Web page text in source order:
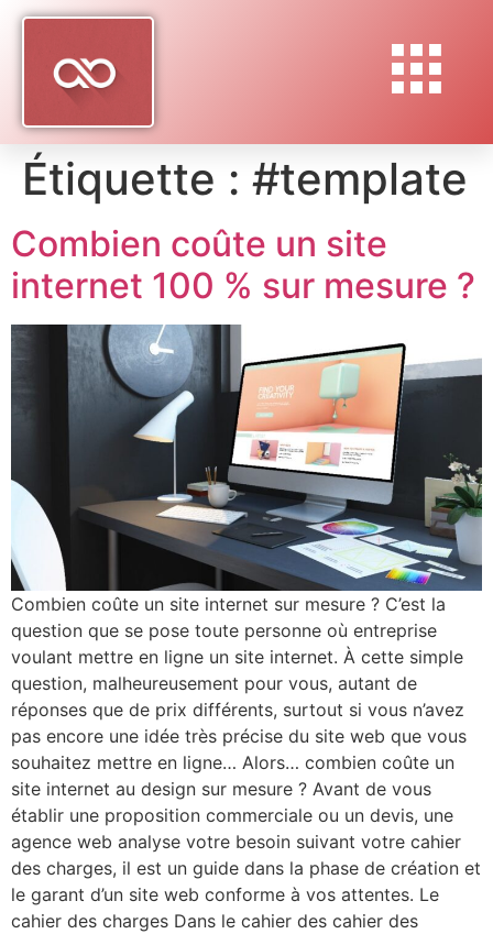
Étiquette : #template
Combien coûte un site
internet 100 % sur mesure ?
Combien coûte un site internet sur mesure ? C’est la
question que se pose toute personne où entreprise
voulant mettre en ligne un site internet. À cette simple
question, malheureusement pour vous, autant de
réponses que de prix différents, surtout si vous n’avez
pas encore une idée très précise du site web que vous
souhaitez mettre en ligne… Alors… combien coûte un
site internet au design sur mesure ? Avant de vous
établir une proposition commerciale ou un devis, une
agence web analyse votre besoin suivant votre cahier
des charges, il est un guide dans la phase de création et
le garant d’un site web conforme à vos attentes. Le
cahier des charges Dans le cahier des cahier des